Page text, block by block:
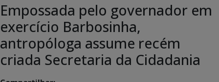
Empossada pelo governador em
exercício Barbosinha,
antropóloga assume recém
criada Secretaria da Cidadania